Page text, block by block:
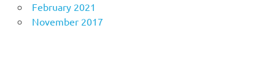
February 2021
November 2017